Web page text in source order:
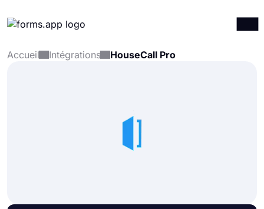
Produits
Accueil Intégrations HouseCall Pro